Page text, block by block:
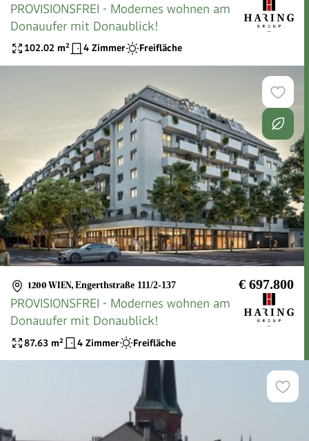
PROVISIONSFREI - Modernes wohnen am
Donauufer mit Donaublick!
102.02 m² 4 Zimmer Freifläche
1200 WIEN, Engerthstraße 111/2-137 € 697.800
PROVISIONSFREI - Modernes wohnen am
Donauufer mit Donaublick!
87.63 m² 4 Zimmer Freifläche